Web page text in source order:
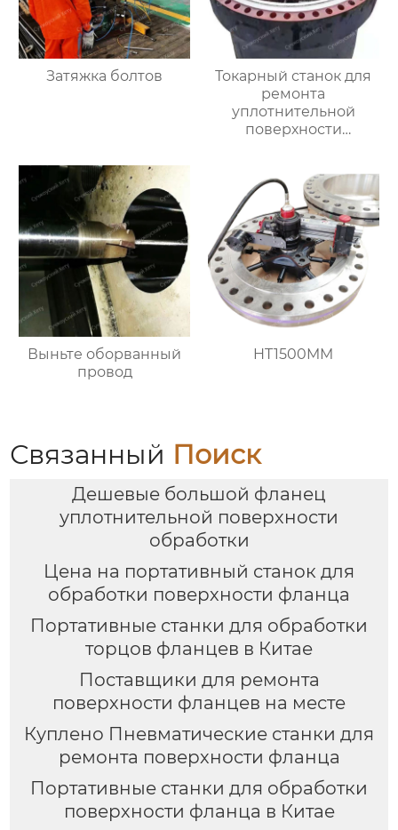
Затяжка болтов
Токарный станок для
ремонта
уплотнительной
поверхности
Выньте оборванный
провод
HT1500MM
Связанный Поиск
Дешевые большой фланец
уплотнительной поверхности
обработки
Цена на портативный станок для
обработки поверхности фланца
Портативные станки для обработки
торцов фланцев в Китае
Поставщики для ремонта
поверхности фланцев на месте
Куплено Пневматические станки для
ремонта поверхности фланца
Портативные станки для обработки
поверхности фланца в Китае